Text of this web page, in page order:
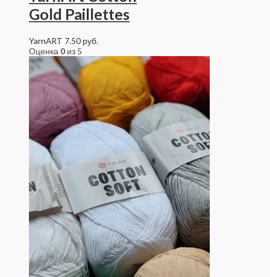
Gold Paillettes
YarnART 7.50 руб.
Оценка 0 из 5